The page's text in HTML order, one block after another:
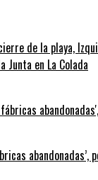
de la playa,
Junta en La Colada
abandonadas’,